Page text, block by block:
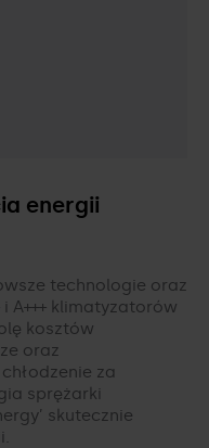
energii
technologie oraz
A+++ klimatyzatorów
kosztów
oraz
za
sprężarki
skutecznie